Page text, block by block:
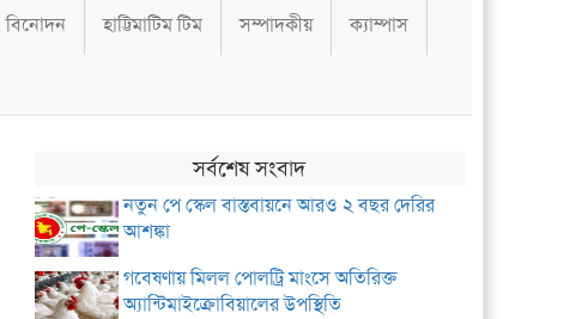
বিনোদন হাট্টিমাটিম টিম সম্পাদকীয় ক্যাম্পাস
সর্বশেষ সংবাদ
নতুন পে স্কেল বাস্তবায়নে আরও ২ বছর দেরির
আশঙ্কা
গবেষণায় মিলল পোলট্রি মাংসে অতিরিক্ত
অ্যান্টিমাইক্রোবিয়ালের উপস্থিতি